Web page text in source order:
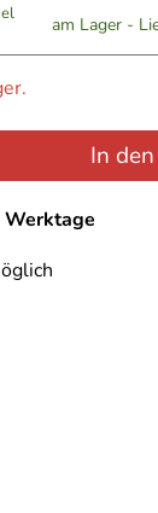
am Lager -
In